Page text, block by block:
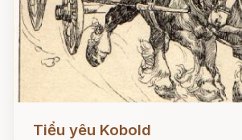
Đọc ngay
Tiểu yêu Kobold